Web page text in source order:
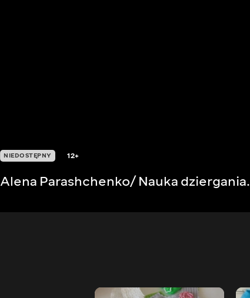
NIEDOSTĘPNY 12+
Alena Parashchenko/ Nauka dziergania.